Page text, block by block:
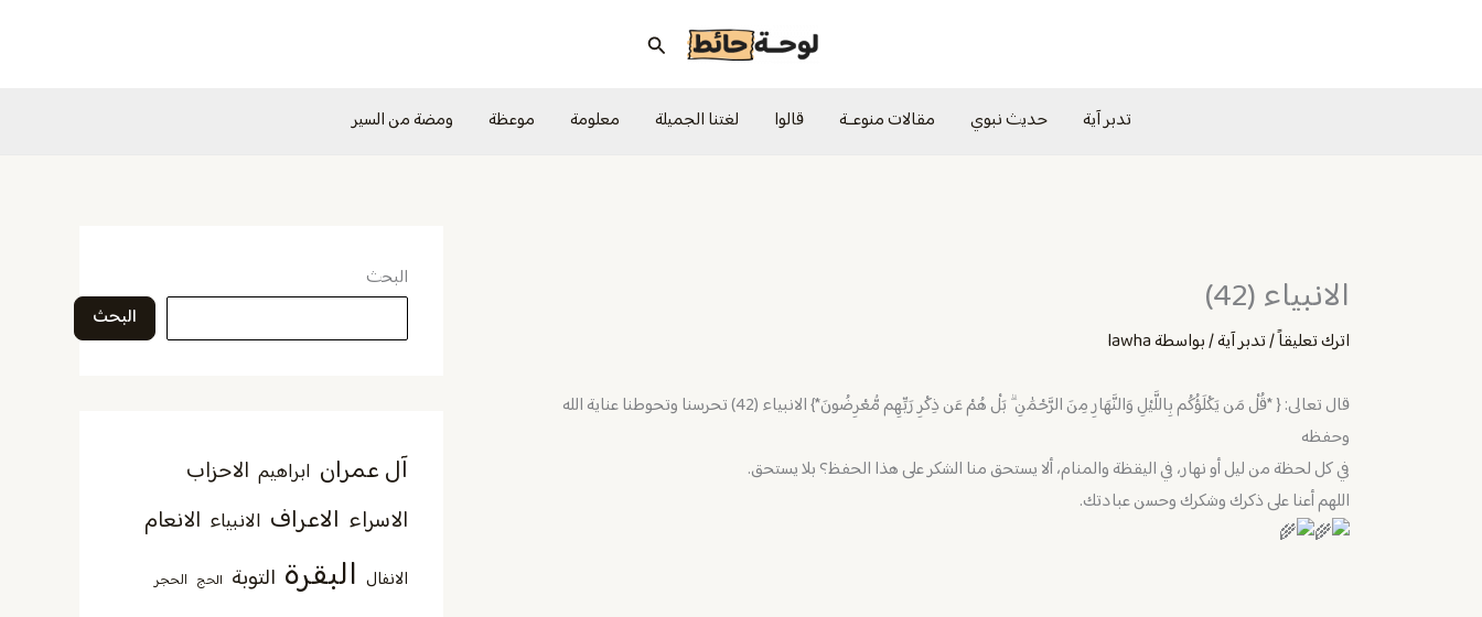
البحث
تدبر آية حديث نبوي مقالات منوعــة قالوا لغتنا الجميلة معلومة موعظة ومضة من السير
الانبياء (42)
اترك تعليقاً/تدبر آية/ بواسطةlawha
قال تعالى: { *قُلْ مَن يَكْلَؤُكُم بِاللَّيْلِ وَالنَّهَارِ مِنَ الرَّحْمَٰنِ ۗ بَلْ هُمْ عَن ذِكْرِ رَبِّهِم مُّعْرِضُونَ*} الانبياء (42) تحرسنا وتحوطنا عناية الله
وحفظه
في كل لحظة من ليل أو نهار، ‏في اليقظة والمنام، ألا يستحق منا الشكر على هذا الحفظ؟ بلا يستحق.
‏اللهم أعنا على ذكرك وشكرك وحسن عبادتك.
البحث
البحث
آل عمران ابراهيم الاحزاب
الاسراء الاعراف الانبياء الانعام
الانفال البقرة التوبة الحج الحجر